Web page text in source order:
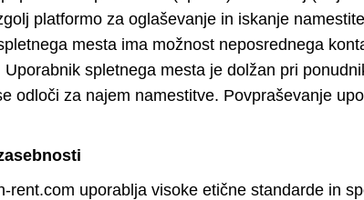
platformo za oglaševanje in iskanje
mesta ima možnost neposrednega
Uporabnik spletnega mesta je dolžan pri
odloči za najem namestitve. Povpraševanje
rent.com uporablja visoke etične standarde in